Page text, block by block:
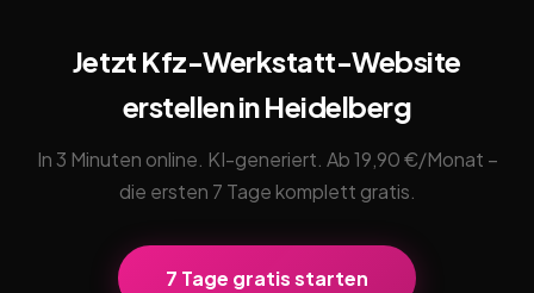
Jetzt Kfz-Werkstatt-Website
erstellen in Heidelberg
In 3 Minuten online. KI-generiert. Ab 19,90 €/Monat –
die ersten 7 Tage komplett gratis.
7 Tage gratis starten